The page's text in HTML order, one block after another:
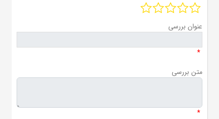
عنوان بررسی
*
متن بررسی
*